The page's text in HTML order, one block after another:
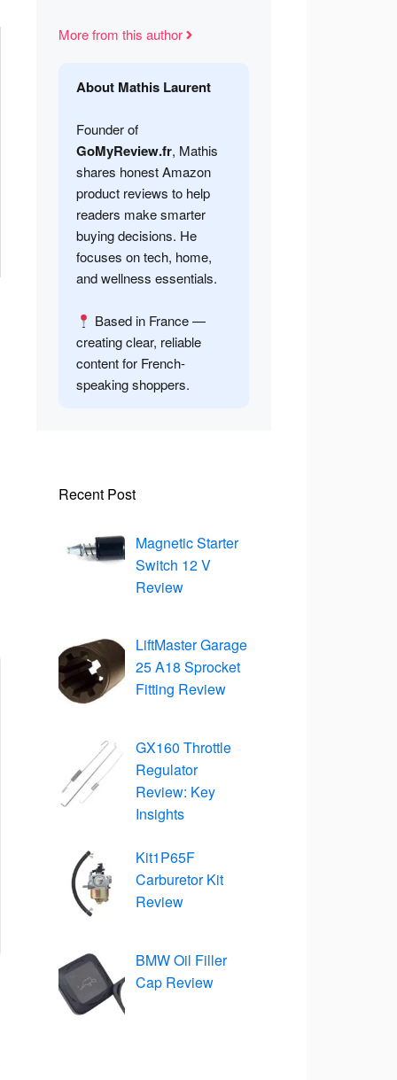
More from this author
About Mathis Laurent
Founder of
GoMyReview.fr, Mathis
shares honest Amazon
product reviews to help
readers make smarter
buying decisions. He
focuses on tech, home,
and wellness essentials.
Based in France —
creating clear, reliable
content for French-
speaking shoppers.
Recent Post
Magnetic Starter
Switch 12 V
Review
LiftMaster Garage
25 A18 Sprocket
Fitting Review
GX160 Throttle
Regulator
Review: Key
Insights
Kit1P65F
Carburetor Kit
Review
BMW Oil Filler
Cap Review